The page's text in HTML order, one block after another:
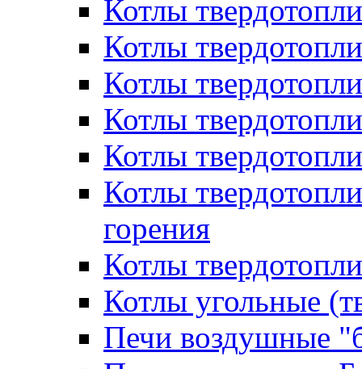
Котлы
Котлы
Котлы
Котлы
Котлы
Котлы
горения
Котлы
Котлы угольные
Печи воздушные